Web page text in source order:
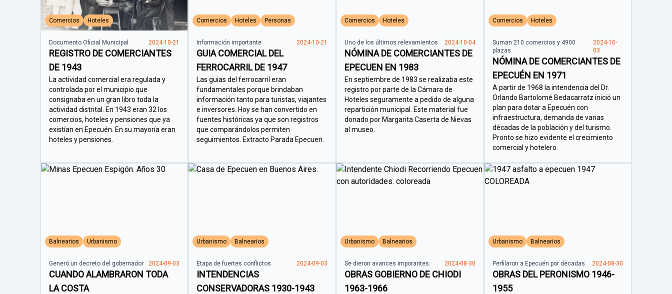
Comercios Hoteles
Documento Oficial Municipal 2024-10-21
REGISTRO DE COMERCIANTES
DE 1943
La actividad comercial era regulada y
controlada por el municipio que
consignaba en un gran libro toda la
actividad distrital. En 1943 eran 32 los
comercios, hoteles y pensiones que ya
existían en Epecuén. En su mayoría eran
hoteles y pensiones.
Comercios Hoteles Personas
Información importante 2024-10-21
GUIA COMERCIAL DEL
FERROCARRIL DE 1947
Las guias del ferrocarril eran
fundamentales porque brindaban
información tanto para turistas, viajantes
e inversores. Hoy se han convertido en
fuentes históricas ya que son registros
que comparándolos permiten
seguimientos. Extracto Parada Epecuen.
Comercios Hoteles
Uno de los últimos relevamientos 2024-10-04
NÓMINA DE COMERCIANTES DE
EPECUEN EN 1983
En septiembre de 1983 se realizaba este
registro por parte de la Cámara de
Hoteles seguramente a pedido de alguna
repartición municipal. Este material fue
donado por Margarita Caserta de Nievas
al museo.
Comercios Hoteles
Suman 210 comercios y 4900
plazas
2024-10-
03
NÓMINA DE COMERCIANTES DE
EPECUÉN EN 1971
A partir de 1968 la intendencia del Dr.
Orlando Bartolomé Bedacarratz inició un
plan para dotar a Epecuén con
infraestructura, demanda de varias
décadas de la población y del turismo.
Pronto se hizo evidente el crecimiento
comercial y hotelero.
Balnearios Urbanismo
Generó un decreto del gobernador 2024-09-03
CUANDO ALAMBRARON TODA
LA COSTA
Urbanismo Balnearios
Etapa de fuertes conflictos 2024-09-03
INTENDENCIAS
CONSERVADORAS 1930-1943
Urbanismo Balnearios
Se dieron avances imporantes. 2024-08-30
OBRAS GOBIERNO DE CHIODI
1963-1966
Urbanismo Balnearios
Perfilaron a Epecuén por décadas. 2024-08-30
OBRAS DEL PERONISMO 1946-
1955